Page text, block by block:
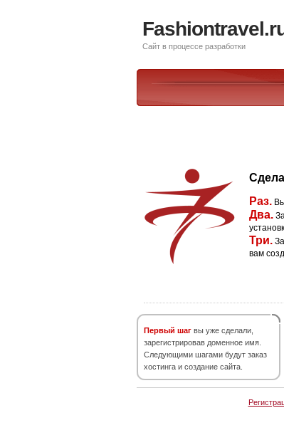
Сайт в процессе разработки
Раз.
Два.
Три.
вам
Первый шаг вы уже сделали,
зарегистрировав доменное имя.
Следующими шагами будут заказ
хостинга и создание сайта.